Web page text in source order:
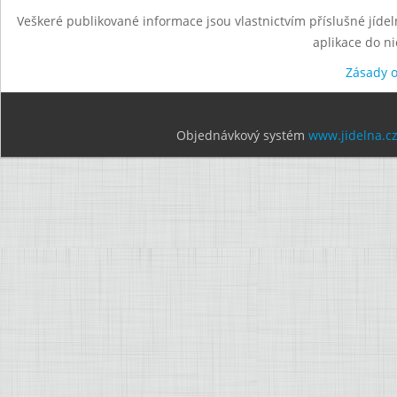
Veškeré publikované informace jsou vlastnictvím příslušné
aplikace do
Zásady
Objednávkový systém www.jidelna.cz